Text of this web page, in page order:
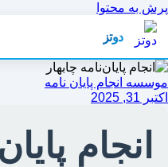
پرش به محتوا
دوتز
موسسه انجام پایان نامه
اکتبر 31, 2025
انجام